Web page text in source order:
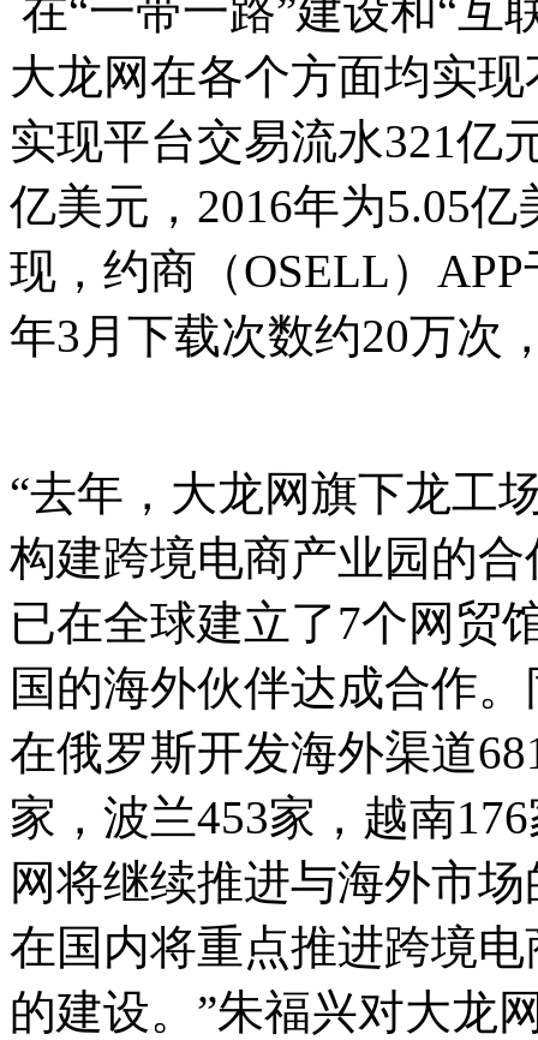
在“一带一路”建设和“互
大龙网在各个方面均实
实现平台交易流水321亿
亿美元，2016年为5.05
现，约商（OSELL）
年3月下载次数约20万次
“去年，大龙网旗下龙工
构建跨境电商产业园的
已在全球建立了7个网贸
国的海外伙伴达成合作
在俄罗斯开发海外渠道
家，波兰453家，越南
网将继续推进与海外市
在国内将重点推进跨境
的建设。”朱福兴对大龙